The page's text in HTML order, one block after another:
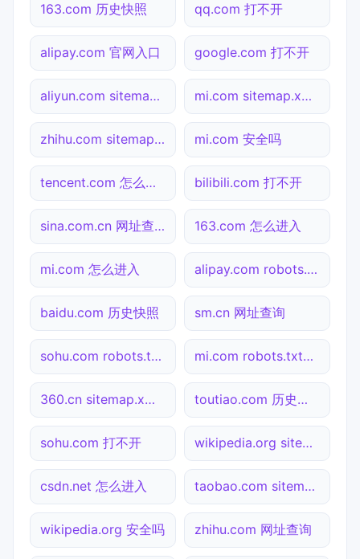
163.com 历史快照 qq.com 打不开
alipay.com 官网入口 google.com 打不开
aliyun.com sitemap.xml检测 mi.com sitemap.xml检测
zhihu.com sitemap.xml检测 mi.com 安全吗
tencent.com 怎么进入 bilibili.com 打不开
sina.com.cn 网址查询 163.com 怎么进入
mi.com 怎么进入 alipay.com robots.txt检测
baidu.com 历史快照 sm.cn 网址查询
sohu.com robots.txt检测 mi.com robots.txt检测
360.cn sitemap.xml检测 toutiao.com 历史快照
sohu.com 打不开 wikipedia.org sitemap.xml检测
csdn.net 怎么进入 taobao.com sitemap.xml检测
wikipedia.org 安全吗 zhihu.com 网址查询